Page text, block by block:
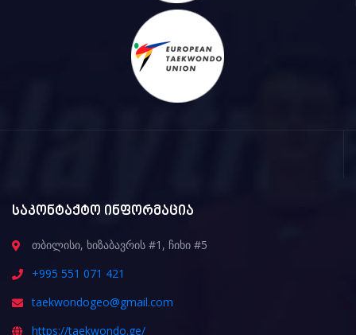
საკონტაქტო ინფორმაცია
თბილისი, ხიზაბავრის #1, ჩიხი #5
+995 551 071 421
taekwondogeo@gmail.com
https://taekwondo.ge/